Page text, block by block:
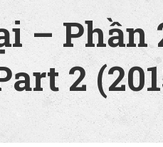
– Phần
2